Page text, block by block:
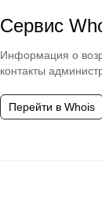
Сервис
Информация о
контакты
Перейти в Whois